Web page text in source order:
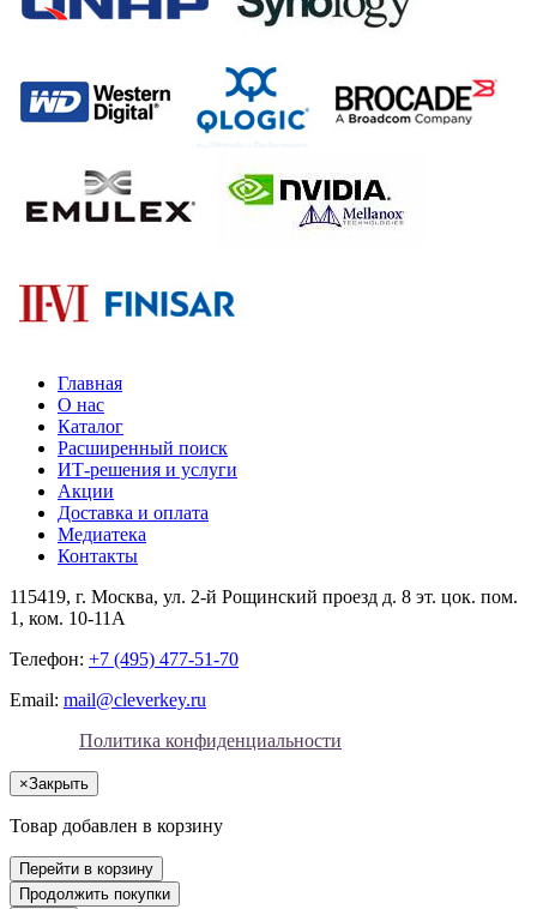
Главная
О нас
Каталог
Расширенный поиск
ИТ-решения и услуги
Акции
Доставка и оплата
Медиатека
Контакты
115419, г. Москва, ул. 2-й Рощинский проезд д. 8 эт. цок. пом.
1, ком. 10-11А
Телефон: +7 (495) 477-51-70
Email: mail@cleverkey.ru
Политика конфиденциальности
×Закрыть
Товар добавлен в корзину
Перейти в корзину
Продолжить покупки